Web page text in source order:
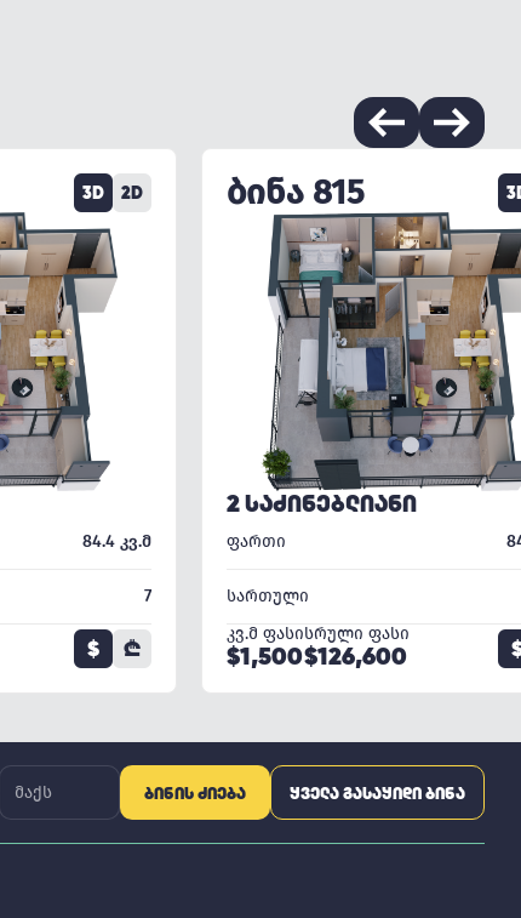
3D 2D
84.4 კვ.მ
7
$ ₾
ᲑᲘᲜᲐ 815
2 ᲡᲐᲫᲘᲜᲔᲑᲚᲘᲐᲜᲘ
ფართი
სართული
კვ.მ ფასი
$1,500
სრული ფასი
$126,600
ᲑᲘᲜᲘᲡ ᲫᲘᲔᲑᲐ ᲧᲕᲔᲚᲐ ᲒᲐᲡᲐᲧᲘᲓᲘ ᲑᲘᲜᲐ